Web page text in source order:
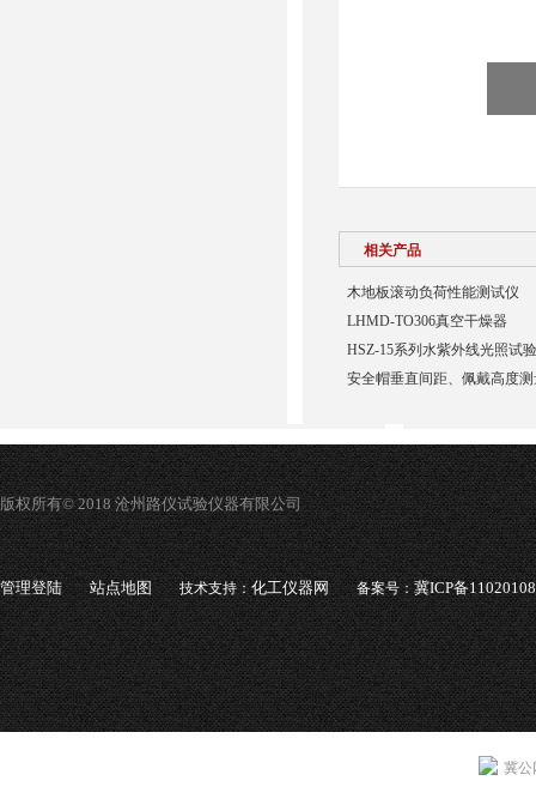
相关产品
木地板滚动负荷性能测试仪
LHMD-TO306真空干燥器
HSZ-15系列水紫外线光照试
安全帽垂直间距、佩戴高度
版权所有© 2018 沧州路仪试验仪器有限公司
管理登陆 站点地图 技术支持：化工仪器网 备案号：冀ICP备
冀公